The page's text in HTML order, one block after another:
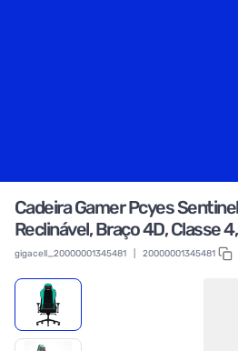
Cadeira Gamer Pcyes
Reclinável, Braço 4D, Classe
gigacell_20000001345481 20000001345481